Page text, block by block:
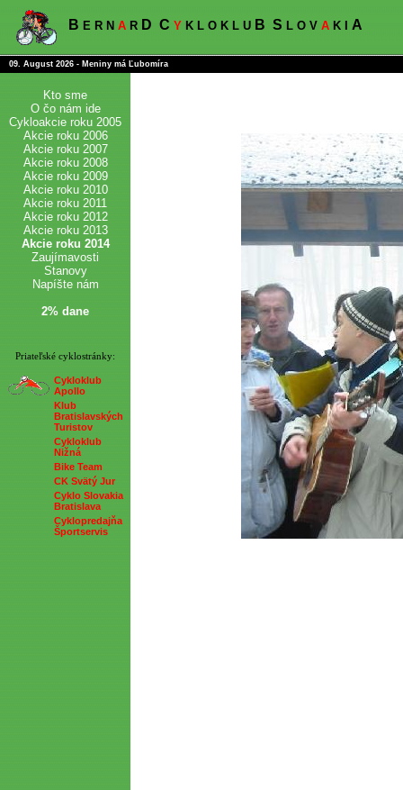
B E R N A R D C Y K L O K L U B S L O V A K I A
09. August 2026 - Meniny má Ľubomíra
Kto sme
O čo nám ide
Cykloakcie roku 2005
Akcie roku 2006
Akcie roku 2007
Akcie roku 2008
Akcie roku 2009
Akcie roku 2010
Akcie roku 2011
Akcie roku 2012
Akcie roku 2013
Akcie roku 2014
Zaujímavosti
Stanovy
Napíšte nám
2% dane
Priateľské cyklostránky:
Cykloklub
Apollo
Klub
Bratislavských
Turistov
Cykloklub
Nižná
Bike Team
CK Svätý Jur
Cyklo Slovakia
Bratislava
Cyklopredajňa
Športservis